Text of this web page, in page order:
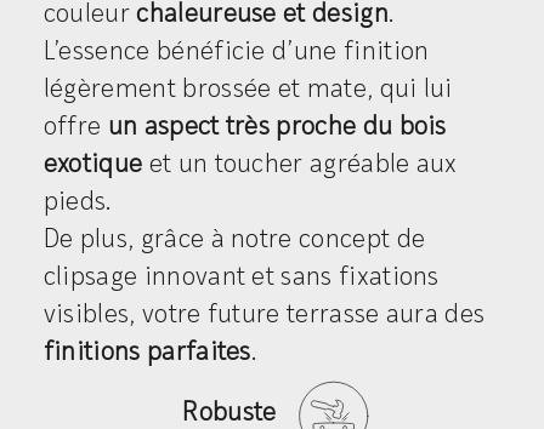
couleurchaleureuse et design.
L’essence bénéficie d’une finition
légèrement brossée et mate, qui lui
offre un aspect très proche du bois
exotique et un toucher agréable aux
pieds.
De plus, grâce à notre concept de
clipsage innovant et sans fixations
visibles, votre future terrasse aura des
finitions parfaites.
Robuste